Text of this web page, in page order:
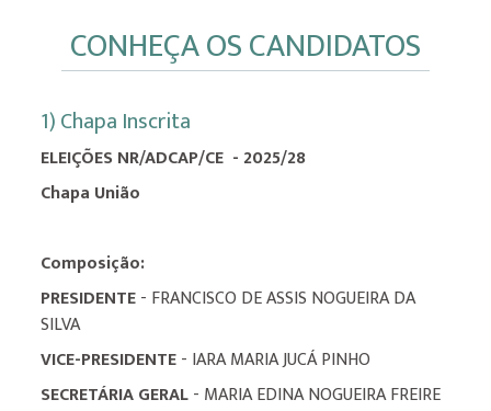
CONHEÇA OS CANDIDATOS
1) Chapa Inscrita
ELEIÇÕES NR/ADCAP/CE - 2025/28
Chapa União
Composição:
PRESIDENTE- FRANCISCO DE ASSIS NOGUEIRA DA
SILVA
VICE-PRESIDENTE- IARA MARIA JUCÁ PINHO
SECRETÁRIA GERAL- MARIA EDINA NOGUEIRA FREIRE